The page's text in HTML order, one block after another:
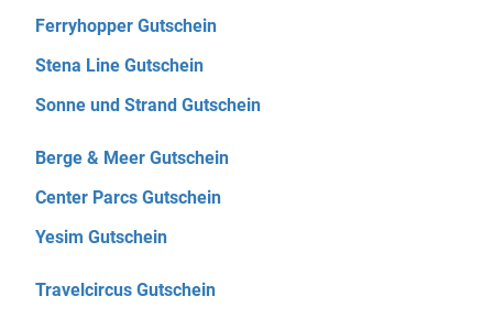
Ferryhopper Gutschein
Stena Line Gutschein
Sonne und Strand Gutschein
Berge & Meer Gutschein
Center Parcs Gutschein
Yesim Gutschein
Travelcircus Gutschein